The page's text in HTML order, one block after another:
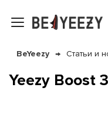
BeYeezy Статьи и
Yeezy Boost